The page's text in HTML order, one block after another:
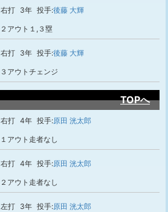
右打 3年 投手:後藤 大輝
２アウト１,３塁
右打 3年 投手:後藤 大輝
３アウトチェンジ
TOPへ
右打 4年 投手:原田 洸太郎
１アウト走者なし
右打 4年 投手:原田 洸太郎
２アウト走者なし
左打 3年 投手:原田 洸太郎